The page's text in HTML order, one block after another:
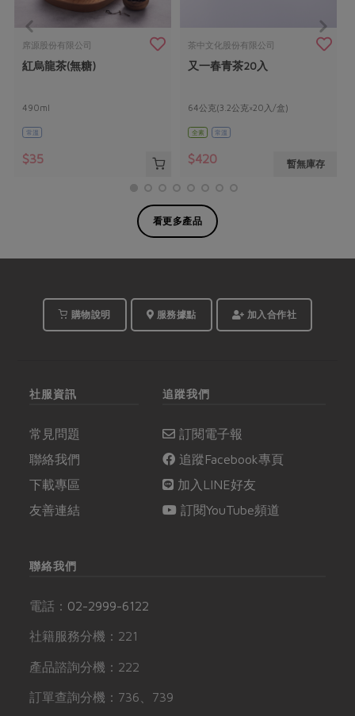
席源股份有限公司
紅烏龍茶(無糖)
490ml
常溫
$35
茶中文化股份有限公司
又一春青茶20入
64公克(3.2公克×20入/盒)
全素 常溫
$420 暫無庫存
看更多產品
購物說明 服務據點 加入合作社
社服資訊
常見問題
聯絡我們
下載專區
友善連結
追蹤我們
訂閱電子報
追蹤Facebook專頁
加入LINE好友
訂閱YouTube頻道
聯絡我們
電話： 02-2999-6122
社籍服務分機：221
產品諮詢分機：222
訂單查詢分機：736、739